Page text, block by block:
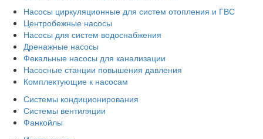
Насосы циркуляционные для систем отопления и ГВС
Центробежные насосы
Насосы для систем водоснабжения
Дренажные насосы
Фекальные насосы для канализации
Насосные станции повышения давления
Комплектующие к насосам
Системы кондиционирования
Системы вентиляции
Фанкойлы